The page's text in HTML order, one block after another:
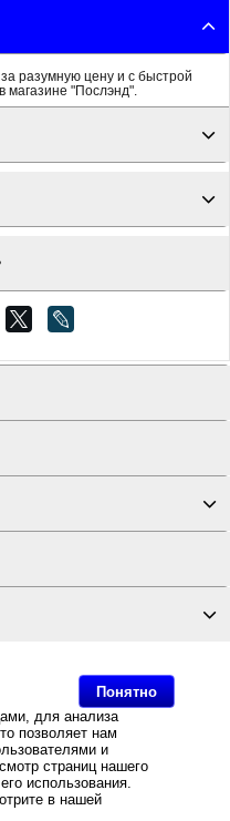
Понятно
для анализа
позволяет нам
и
страниц нашего
использования.
в нашей
разумную цену и с быстрой
магазине "Послэнд".
оборудования для автоматизации общепита и
материалов
© 2008-2026.
Эвотор 5i Смарт-терминал с ФН 36 мес.,